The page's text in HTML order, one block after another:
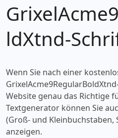
ldXtnd-
Wenn Sie nach einer
Website genau das Richtige
Textgenerator können Sie
(Groß- und Kleinbuchstaben,
anzeigen.